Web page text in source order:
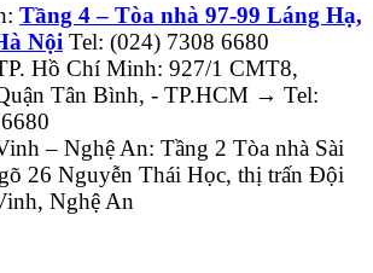
Tầng 4 – Tòa nhà 97-99 Láng Hạ,
Nội Tel: (024) 7308 6680
Hồ Chí Minh: 927/1 CMT8,
Tân Bình, - TP.HCM → Tel:
– Nghệ An: Tầng 2 Tòa nhà Sài
26 Nguyễn Thái Học, thị trấn Đội
Nghệ An